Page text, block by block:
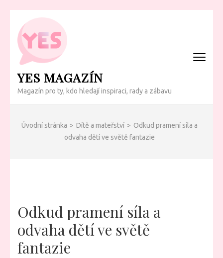
Přeskočit
obsah
(Enter)
YES MAGAZÍN
Magazín pro ty, kdo hledají inspiraci, rady a zábavu
Úvodní stránka > Dítě a mateřství > Odkud pramení síla a
odvaha dětí ve světě fantazie
Odkud pramení síla a
odvaha dětí ve světě
fantazie